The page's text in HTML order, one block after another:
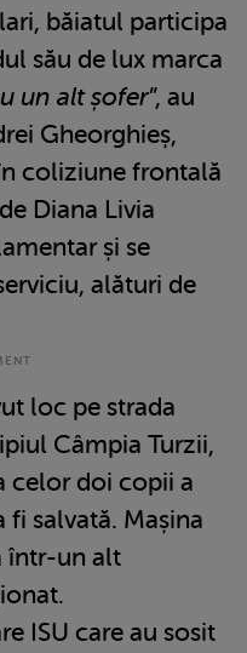
băiatul participa
său de lux marca
un alt șofer”, au
Gheorghieș,
coliziune frontală
Diana Livia
și se
alături de
loc pe strada
Câmpia Turzii,
celor doi copii a
salvată. Mașina
într-un alt
ISU care au sosit